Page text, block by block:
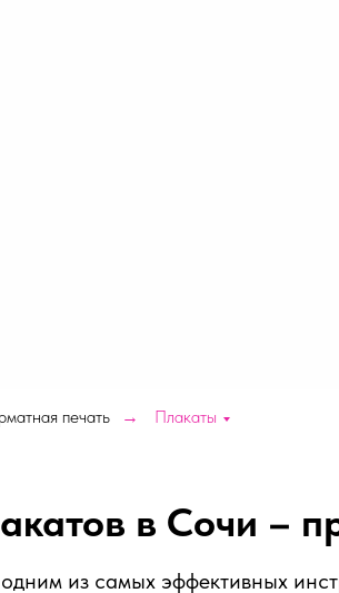
печать → Плакаты
в Сочи –
из самых эффективных